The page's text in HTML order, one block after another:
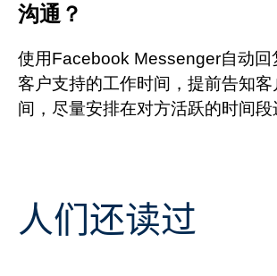
沟通？
使用Facebook Messenger自动回
客户支持的工作时间，提前告知
间，尽量安排在对方活跃的时间段
人们还读过